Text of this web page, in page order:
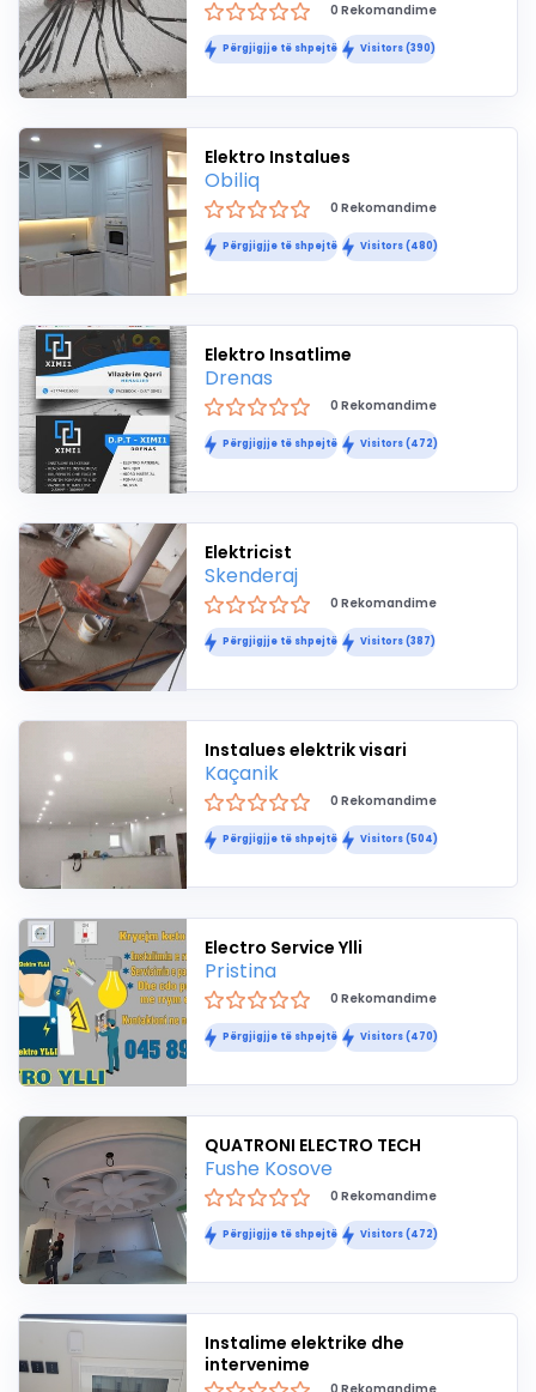
0 Rekomandime
Përgjigjje të shpejtë Visitors (390)
Elektro Instalues
Obiliq
0 Rekomandime
Përgjigjje të shpejtë Visitors (480)
Elektro Insatlime
Drenas
0 Rekomandime
Përgjigjje të shpejtë Visitors (472)
Elektricist
Skenderaj
0 Rekomandime
Përgjigjje të shpejtë Visitors (387)
Instalues elektrik visari
Kaçanik
0 Rekomandime
Përgjigjje të shpejtë Visitors (504)
Electro Service Ylli
Pristina
0 Rekomandime
Përgjigjje të shpejtë Visitors (470)
QUATRONI ELECTRO TECH
Fushe Kosove
0 Rekomandime
Përgjigjje të shpejtë Visitors (472)
Instalime elektrike dhe
intervenime